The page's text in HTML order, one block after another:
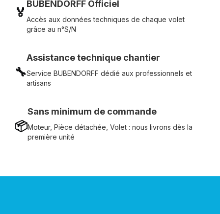
🏅
BUBENDORFF Officiel
Accès aux données techniques de chaque volet
grâce au n°S/N
🔧
Assistance technique chantier
Service BUBENDORFF dédié aux professionnels et
artisans
📦
Sans minimum de commande
Moteur, Pièce détachée, Volet : nous livrons dès la
première unité